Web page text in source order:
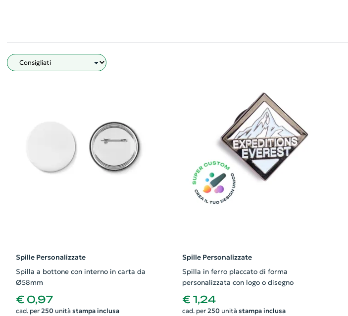
Filtro
Spille Personalizzate
Spilla a bottone con interno in carta da
Ø58mm
€ 0,97
cad. per 250unità stampa inclusa
Spille Personalizzate
Spilla in ferro placcato di forma
personalizzata con logo o disegno
€ 1,24
cad. per 250unità stampa inclusa